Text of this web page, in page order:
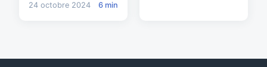
24 octobre 2024 6 min